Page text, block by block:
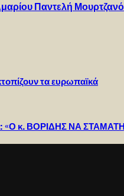
Παντελή Μουρτζανό
τα ευρωπαϊκά
κ. ΒΟΡΙΔΗΣ ΝΑ